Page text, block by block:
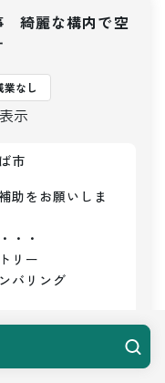
綺麗な構内で空
業なし
示
市
助をお願いしま
・・
リー
バリング